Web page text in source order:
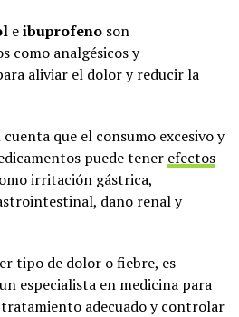
eibuprofeno son
como analgésicos y
aliviar el dolor y reducir la
que el consumo excesivo y
puede tener efectos
irritación gástrica,
daño renal y
tipo de dolor o fiebre, es
especialista en medicina para
adecuado y controlar